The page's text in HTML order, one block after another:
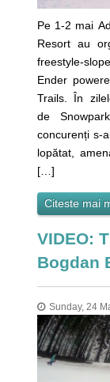
Pe 1-2 mai
Resort au
freestyle-
Ender
Trails. În
de
concurenți s-
lopătat,
[…]
Citeste mai
VIDEO:
Bogdan
Sunday, 24